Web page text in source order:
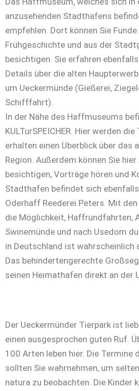
anzusehenden Stadthafens
empfehlen. Dort können Sie
Frühgeschichte und aus der
besichtigen. Sie erfahren
Details über die alten
um Ueckermünde (Gießerei,
Schifffahrt).
In der Nähe des Haffmuseums
KULTurSPEICHER. Hier werden
erhalten einen Überblick über das
Region. Außerdem können Sie
besichtigen, Vorträge hören und
Stadthafen befindet sich
Oderhaff Reederei Peters. Mit
die Möglichkeit, Haffrundfahrten,
Swinemünde und nach Usedom
in Deutschland ist wahrscheinlich
Das behindertengerechte
seinen Heimathafen direkt an der
Der Ueckermünder Tierpark ist
einen ausgesprochen guten Ruf.
100 Arten leben hier. Die Termine
sollten Sie wahrnehmen, um
natura zu beobachten. Die Kinder